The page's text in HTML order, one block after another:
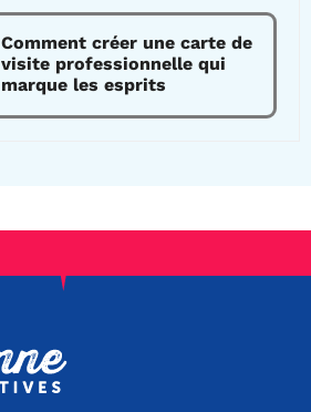
Comment créer une carte de
visite professionnelle qui
marque les esprits